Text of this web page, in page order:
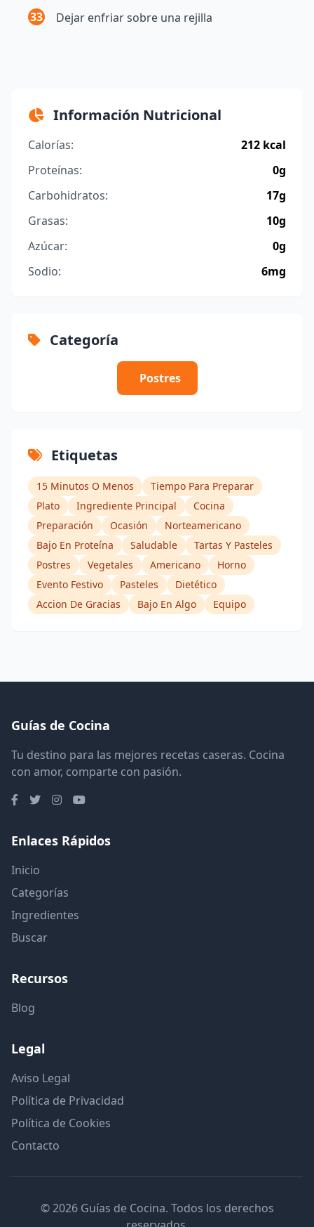
33
Dejar enfriar sobre una rejilla
Información Nutricional
Calorías:
212 kcal
Proteínas:
0g
Carbohidratos:
17g
Grasas:
10g
Azúcar:
0g
Sodio:
6mg
Categoría
Postres
Etiquetas
15 Minutos O Menos
Tiempo Para Preparar
Plato
Ingrediente Principal
Cocina
Preparación
Ocasión
Norteamericano
Bajo En Proteína
Saludable
Tartas Y Pasteles
Postres
Vegetales Americano
Horno
Evento Festivo
Pasteles
Dietético
Accion De Gracias
Bajo En Algo Equipo
Guías de Cocina
Tu destino para las mejores recetas caseras. Cocina
con amor, comparte con pasión.
Enlaces Rápidos
Inicio
Categorías
Ingredientes
Buscar
Recursos
Blog
Legal
Aviso Legal
Política de Privacidad
Política de Cookies
Contacto
© 2026 Guías de Cocina. Todos los derechos